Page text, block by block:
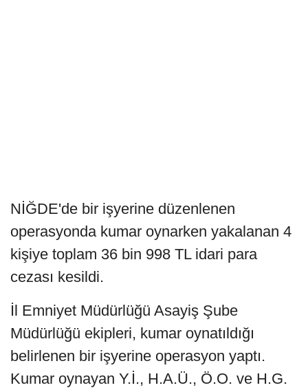
NİĞDE'de bir işyerine düzenlenen
operasyonda kumar oynarken yakalanan 4
kişiye toplam 36 bin 998 TL idari para
cezası kesildi.
İl Emniyet Müdürlüğü Asayiş Şube
Müdürlüğü ekipleri, kumar oynatıldığı
belirlenen bir işyerine operasyon yaptı.
Kumar oynayan Y.İ., H.A.Ü., Ö.O. ve H.G.